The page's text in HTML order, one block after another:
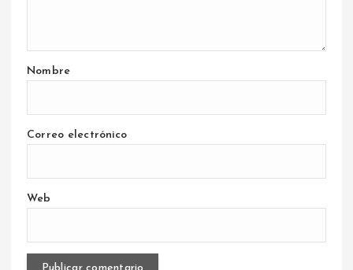
Nombre
Correo electrónico
Web